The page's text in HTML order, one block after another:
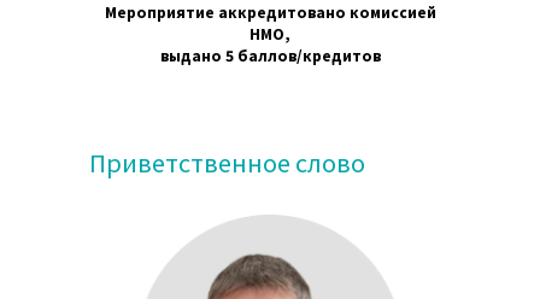
Мероприятие аккредитовано комиссией
НМО,
выдано 5 баллов/кредитов
Приветственное слово